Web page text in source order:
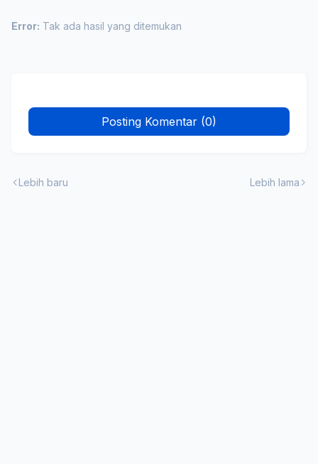
Error: Tak ada hasil yang ditemukan
Posting Komentar (0)
Lebih baru Lebih lama